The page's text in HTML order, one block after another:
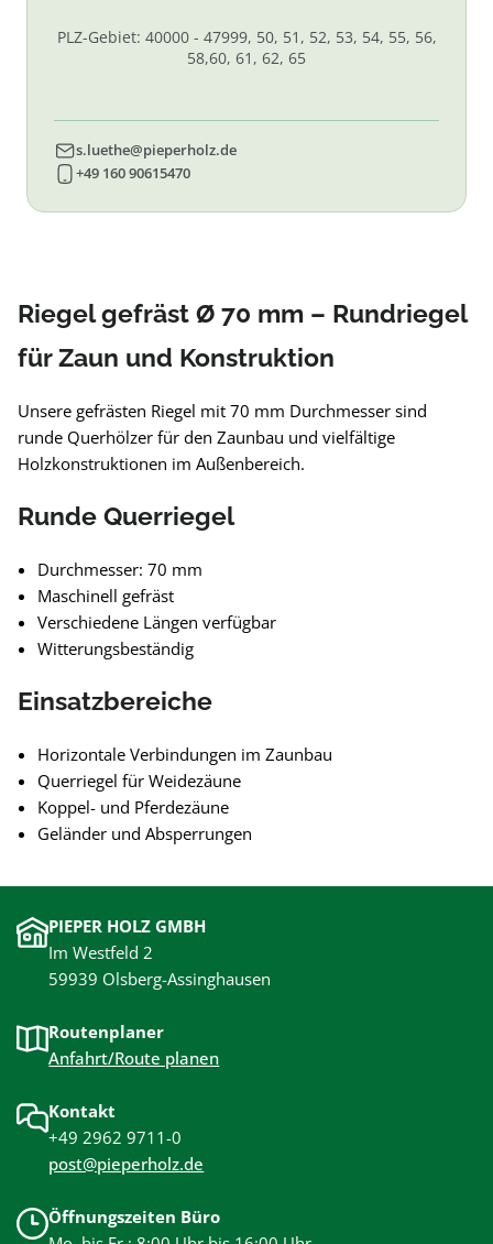
PLZ-Gebiet: 40000 - 47999, 50, 51, 52, 53, 54, 55, 56,
58,60, 61, 62, 65
s.luethe@pieperholz.de
+49 160 90615470
Riegel gefräst Ø 70 mm – Rundriegel
für Zaun und Konstruktion
Unsere gefrästen Riegel mit 70 mm Durchmesser sind
runde Querhölzer für den Zaunbau und vielfältige
Holzkonstruktionen im Außenbereich.
Runde Querriegel
Durchmesser: 70 mm
Maschinell gefräst
Verschiedene Längen verfügbar
Witterungsbeständig
Einsatzbereiche
Horizontale Verbindungen im Zaunbau
Querriegel für Weidezäune
Koppel- und Pferdezäune
Geländer und Absperrungen
PIEPER HOLZ GMBH
Im Westfeld 2
59939 Olsberg-Assinghausen
Routenplaner
Anfahrt/Route planen
Kontakt
+49 2962 9711-0
post@pieperholz.de
Öffnungszeiten Büro